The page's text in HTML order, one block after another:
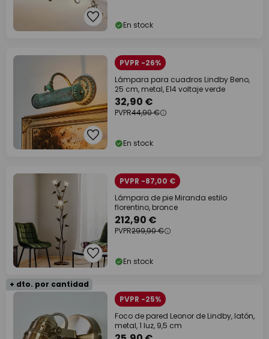
En stock
PVPR -26%
Lámpara para cuadros Lindby Beno,
25 cm, metal, E14 voltaje verde
32,90 €
PVPR44,90 €
En stock
PVPR -87,00 €
Lámpara de pie Miranda estilo
florentino, bronce
212,90 €
PVPR299,90 €
En stock
+ dto. por cantidad
PVPR -25%
Foco de pared Leonor de Lindby, latón,
metal, 1 luz, 9,5 cm